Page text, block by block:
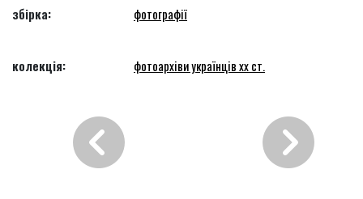
збірка: фотографії
колекція: фотоархіви українців хх ст.